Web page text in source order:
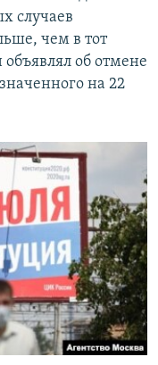
случаев
чем в тот
об отмене
на 22